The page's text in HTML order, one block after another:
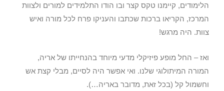
הלימודים, קיימנו טקס קצר ובו הודו התלמידים למורים ולצוות
המרכז, הקריאו ברכות שכתבו והעניקו פרח לכל מורה ואיש
צוות. היה מרגש!
ואז – החל מופע פיזיקלי מדעי מיוחד בהנחייתו של אריה,
המורה המיתולוגי שלנו. ואי אפשר היה לסיים, מבלי קצת אש
וחשמול קל (בכל זאת, מדובר באריה…).